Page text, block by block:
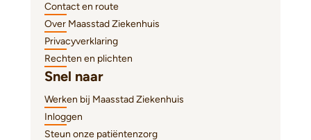
Contact en route
Over Maasstad Ziekenhuis
Privacyverklaring
Rechten en plichten
Snel naar
Werken bij Maasstad Ziekenhuis
Inloggen
Steun onze patiëntenzorg